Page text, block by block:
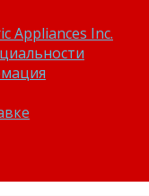
Appliances Inc.